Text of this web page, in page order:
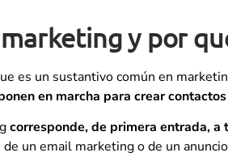
y por
es un sustantivo común en
en marcha para crear
corresponde, de primera entrada, a
un email marketing o de un